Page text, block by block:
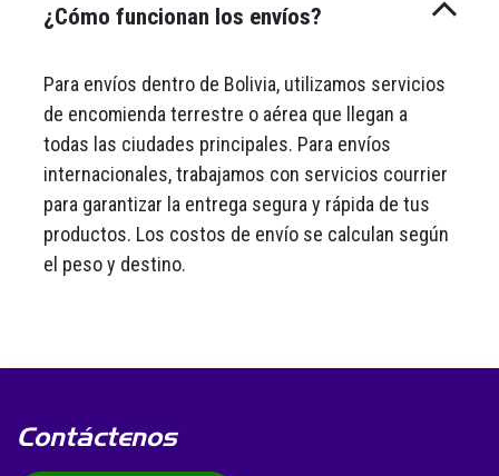
¿Cómo funcionan los envíos?
Para envíos dentro de Bolivia, utilizamos servicios
de encomienda terrestre o aérea que llegan a
todas las ciudades principales. Para envíos
internacionales, trabajamos con servicios courrier
para garantizar la entrega segura y rápida de tus
productos. Los costos de envío se calculan según
el peso y destino.
Contáctenos